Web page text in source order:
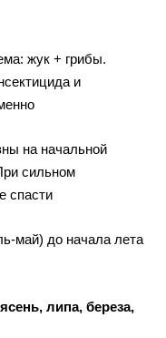
жук + грибы.
и
на начальной
сильном
спасти
май) до начала лета
липа, береза,